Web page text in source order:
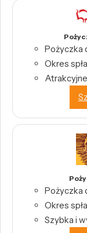
Pożyczka
Okres
Atrakcyjne
Pożyczka
Okres
Szybka i